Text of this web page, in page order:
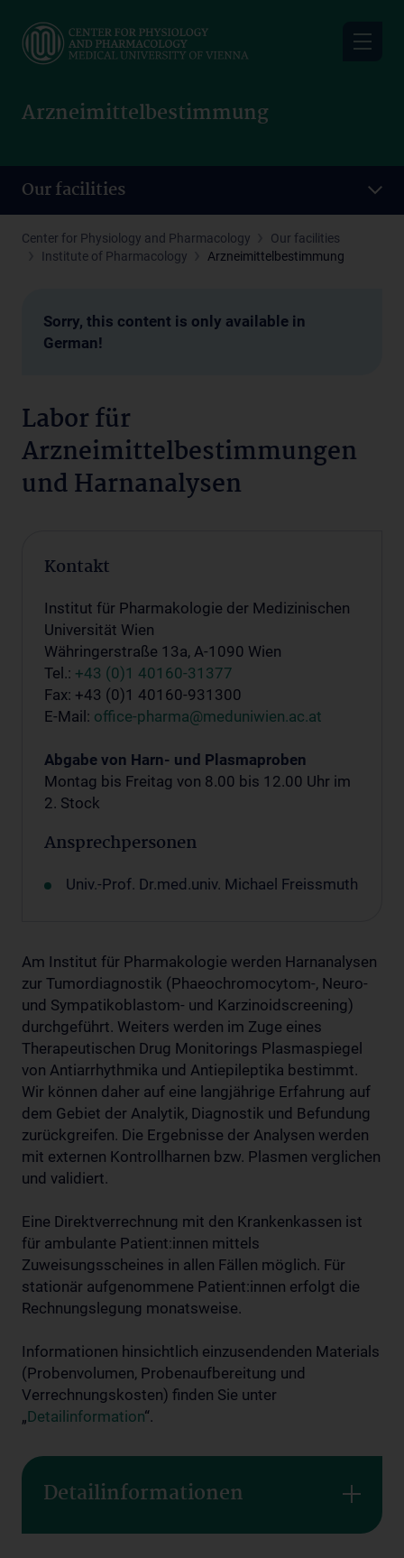
main
Arzneimittelbestimmung
Our facilities
Center for Physiology and Pharmacology
Our facilities
Institute of Pharmacology
Arzneimittelbestimmung
Sorry, this content is only available in
German!
Labor für
Arzneimittelbestimmungen
und Harnanalysen
Kontakt
Institut für Pharmakologie der Medizinischen
Universität Wien
Währingerstraße 13a, A-1090 Wien
Tel.: +43 (0)1 40160-31377
Fax: +43 (0)1 40160-931300
E-Mail: office-pharma@meduniwien.ac.at
Abgabe von Harn- und Plasmaproben
Montag bis Freitag von 8.00 bis 12.00 Uhr im
2. Stock
Ansprechpersonen
Univ.-Prof. Dr.med.univ. Michael Freissmuth
Am Institut für Pharmakologie werden Harnanalysen
zur Tumordiagnostik (Phaeochromocytom-, Neuro-
und Sympatikoblastom- und Karzinoidscreening)
durchgeführt. Weiters werden im Zuge eines
Therapeutischen Drug Monitorings Plasmaspiegel
von Antiarrhythmika und Antiepileptika bestimmt.
Wir können daher auf eine langjährige Erfahrung auf
dem Gebiet der Analytik, Diagnostik und Befundung
zurückgreifen. Die Ergebnisse der Analysen werden
mit externen Kontrollharnen bzw. Plasmen verglichen
und validiert.
Eine Direktverrechnung mit den Krankenkassen ist
für ambulante Patient:innen mittels
Zuweisungsscheines in allen Fällen möglich. Für
stationär aufgenommene Patient:innen erfolgt die
Rechnungslegung monatsweise.
Informationen hinsichtlich einzusendenden Materials
(Probenvolumen, Probenaufbereitung und
Verrechnungskosten) finden Sie unter
„Detailinformation“.
Detailinformationen